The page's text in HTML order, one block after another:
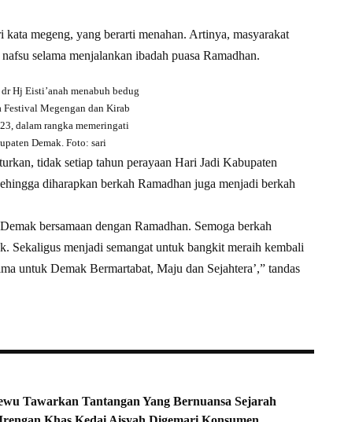
megeng, yang berarti menahan. Artinya, masyarakat
selama menjalankan ibadah puasa Ramadhan.
Hj Eisti’anah menabuh bedug
Megengan dan Kirab
dalam rangka memeringati
Demak. Foto: sari
tidak setiap tahun perayaan Hari Jadi Kabupaten
diharapkan berkah Ramadhan juga menjadi berkah
bersamaan dengan Ramadhan. Semoga berkah
Sekaligus menjadi semangat untuk bangkit meraih kembali
untuk Demak Bermartabat, Maju dan Sejahtera’,” tandas
Tawarkan Tantangan Yang Bernuansa Sejarah